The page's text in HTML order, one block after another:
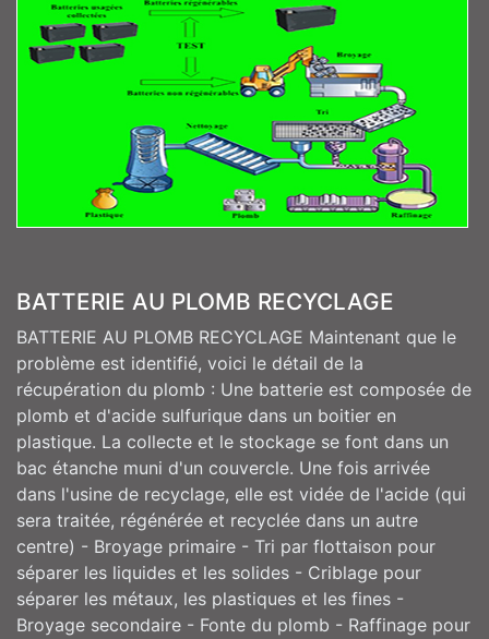
BATTERIE AU PLOMB RECYCLAGE
BATTERIE AU PLOMB RECYCLAGE Maintenant que le
problème est identifié, voici le détail de la
récupération du plomb : Une batterie est composée de
plomb et d'acide sulfurique dans un boitier en
plastique. La collecte et le stockage se font dans un
bac étanche muni d'un couvercle. Une fois arrivée
dans l'usine de recyclage, elle est vidée de l'acide (qui
sera traitée, régénérée et recyclée dans un autre
centre) - Broyage primaire - Tri par flottaison pour
séparer les liquides et les solides - Criblage pour
séparer les métaux, les plastiques et les fines -
Broyage secondaire - Fonte du plomb - Raffinage pour